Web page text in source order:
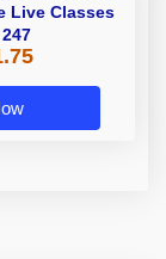
Live Classes